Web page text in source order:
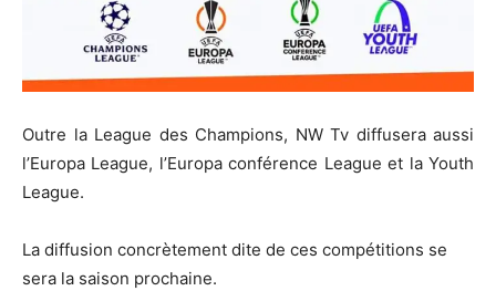
Outre la League des Champions, NW Tv diffusera aussi
l’Europa League, l’Europa conférence League et la Youth
League.
La diffusion concrètement dite de ces compétitions se
sera la saison prochaine.